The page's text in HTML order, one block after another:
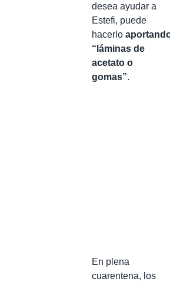
desea ayudar a
Estefi, puede
hacerlo
“láminas de
acetato o
gomas”.
En plena
cuarentena, los